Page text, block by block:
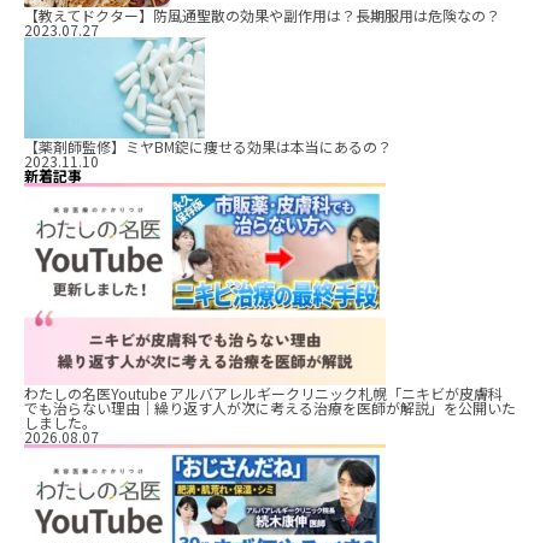
【教えてドクター】防風通聖散の効果や副作用は？長期服用は危険なの？
2023.07.27
【薬剤師監修】ミヤBM錠に痩せる効果は本当にあるの？
2023.11.10
新着記事
わたしの名医Youtube アルバアレルギークリニック札幌「ニキビが皮膚科
でも治らない理由｜繰り返す人が次に考える治療を医師が解説」を公開いた
しました。
2026.08.07